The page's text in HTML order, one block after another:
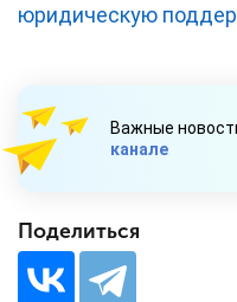
юридическую
Важные
канале
Поделиться